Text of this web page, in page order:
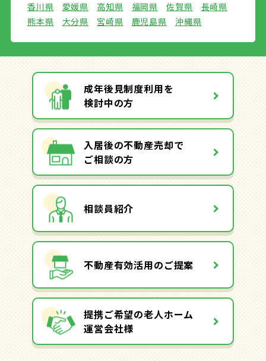
香川県
愛媛県 高知県 福岡県 佐賀県
長崎県
熊本県
大分県 宮崎県 鹿児島県 沖縄県
成年後見制度利用を
検討中の方
入居後の不動産売却で
ご相談の方
相談員紹介
不動産有効活用のご提案
提携ご希望の老人ホーム
運営会社様